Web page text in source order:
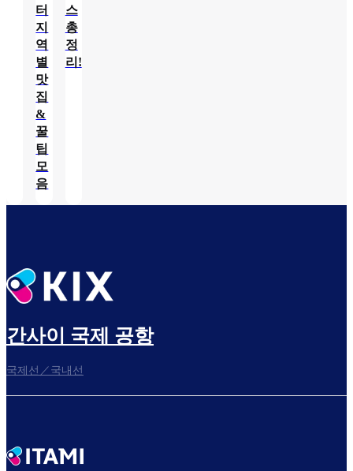
터
지
역
별
맛
집
&
꿀
팁
모
음
스
총
정
리!
간사이 국제 공항
국제선／국내선